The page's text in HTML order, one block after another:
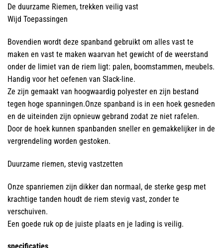
De duurzame Riemen, trekken veilig vast
Wijd Toepassingen
Bovendien wordt deze spanband gebruikt om alles vast te
maken en vast te maken waarvan het gewicht of de weerstand
onder de limiet van de riem ligt: palen, boomstammen, meubels.
Handig voor het oefenen van Slack-line.
Ze zijn gemaakt van hoogwaardig polyester en zijn bestand
tegen hoge spanningen.Onze spanband is in een hoek gesneden
en de uiteinden zijn opnieuw gebrand zodat ze niet rafelen.
Door de hoek kunnen spanbanden sneller en gemakkelijker in de
vergrendeling worden gestoken.
Duurzame riemen, stevig vastzetten
Onze spanriemen zijn dikker dan normaal, de sterke gesp met
krachtige tanden houdt de riem stevig vast, zonder te
verschuiven.
Een goede ruk op de juiste plaats en je lading is veilig.